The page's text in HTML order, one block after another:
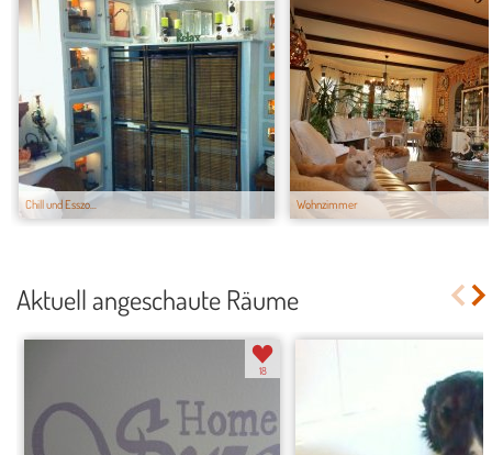
Chill und Esszo... Wohnzimmer
Aktuell angeschaute Räume
18